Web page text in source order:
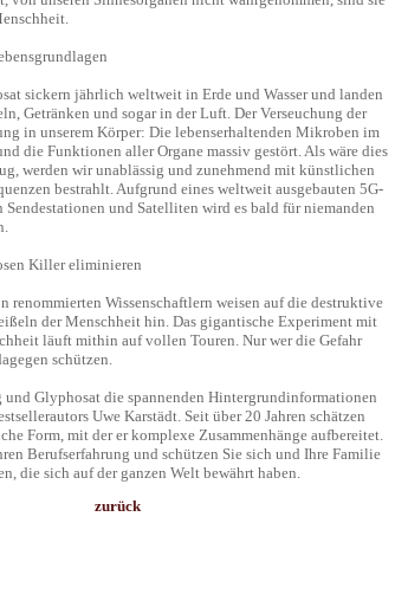
sickern jährlich weltweit in Erde und Wasser und landen
Getränken und sogar in der Luft. Der Verseuchung der
in unserem Körper: Die lebenserhaltenden Mikroben im
die Funktionen aller Organe massiv gestört. Als wäre dies
werden wir unablässig und zunehmend mit künstlichen
bestrahlt. Aufgrund eines weltweit ausgebauten 5G-
und Satelliten wird es bald für niemanden
Killer eliminieren
renommierten Wissenschaftlern weisen auf die destruktive
der Menschheit hin. Das gigantische Experiment mit
läuft mithin auf vollen Touren. Nur wer die Gefahr
schützen.
und Glyphosat die spannenden Hintergrundinformationen
Uwe Karstädt. Seit über 20 Jahren schätzen
Form, mit der er komplexe Zusammenhänge aufbereitet.
Berufserfahrung und schützen Sie sich und Ihre Familie
die sich auf der ganzen Welt bewährt haben.
zurück